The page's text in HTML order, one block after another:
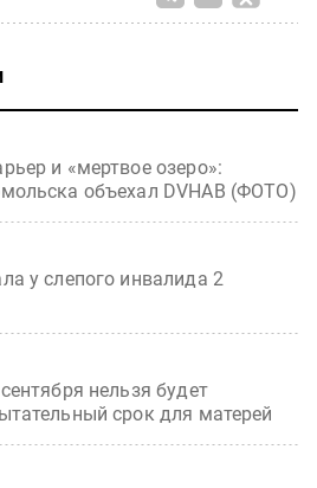
и «мертвое озеро»:
объехал DVHAB (ФОТО)
у слепого инвалида 2
нельзя будет
срок для матерей